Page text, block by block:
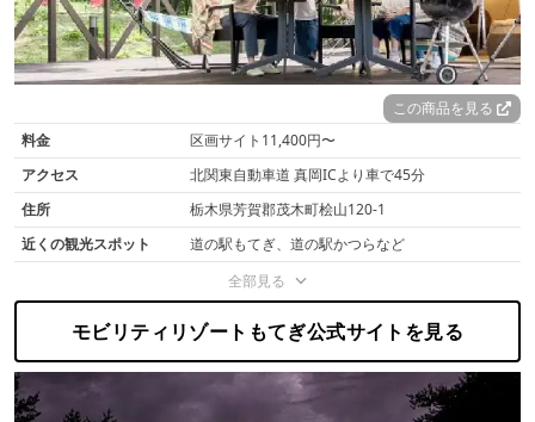
この商品を見る
料金
区画サイト11,400円〜
アクセス
北関東自動車道 真岡ICより車で45分
住所
栃木県芳賀郡茂木町桧山120-1
近くの観光スポット
道の駅もてぎ、道の駅かつらなど
全部見る
モビリティリゾートもてぎ公式サイトを見る